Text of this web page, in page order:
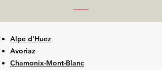
Alpe d'Huez
Avoriaz
Chamonix-Mont-Blanc